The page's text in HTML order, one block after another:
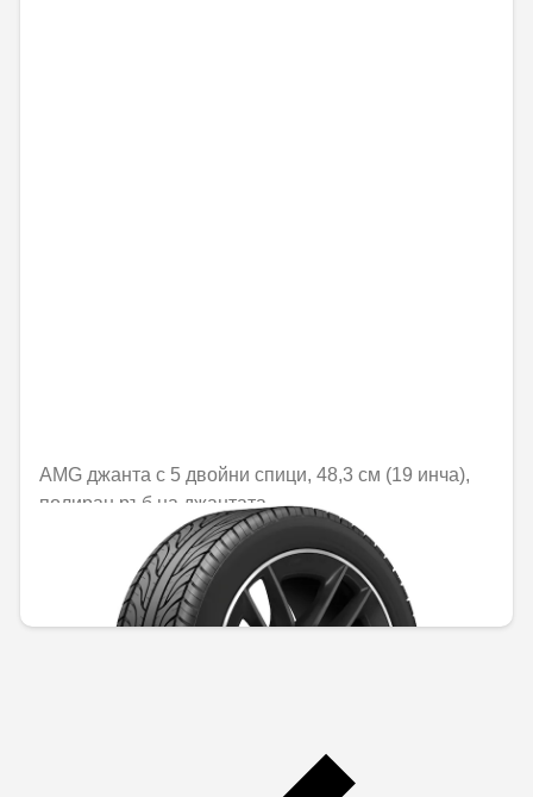
AMG джанта с 5 двойни спици, 48,3 см (19 инча),
полиран ръб на джантата
Не е налично онлайн
1603,37 € / 3135,92 лв.